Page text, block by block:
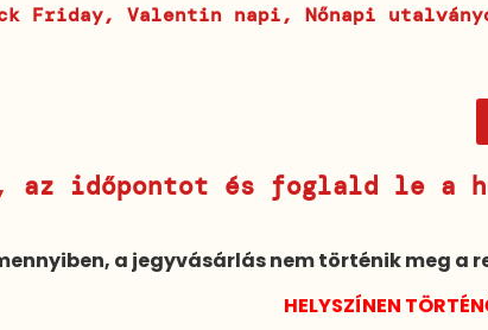
Friday, Valentin napi, Nőnapi
az időpontot és foglald le a
a jegyvásárlás nem történik meg
HELYSZÍNEN